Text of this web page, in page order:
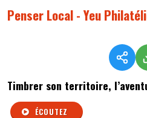
Penser Local - Yeu
Timbrer son territoire,
ÉCOUTEZ